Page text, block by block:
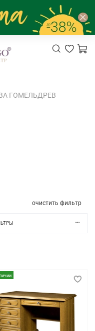
ГОМЕЛЬДРЕВ
очистить фильтр